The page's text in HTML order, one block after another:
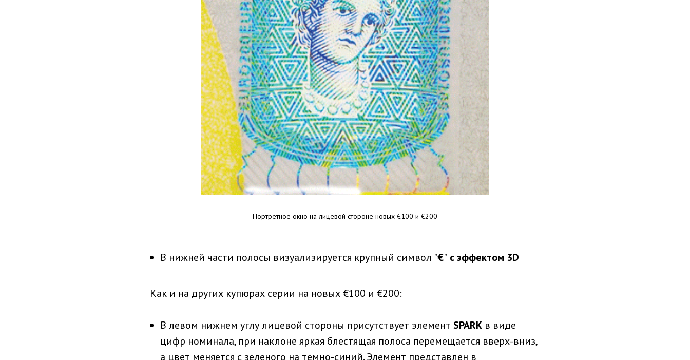
Портретное окно на лицевой стороне новых €100 и €200
В нижней части полосы визуализируется крупный символ "€" с эффектом 3D
Как и на других купюрах серии на новых €100 и €200:
В левом нижнем углу лицевой стороны присутствует элемент SPARK в виде
цифр номинала, при наклоне яркая блестящая полоса перемещается вверх-вниз,
а цвет меняется с зеленого на темно-синий. Элемент представлен в